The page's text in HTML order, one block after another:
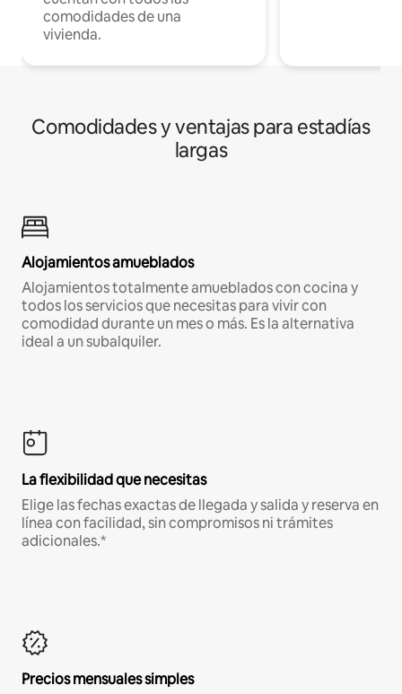
comodidades de una
vivienda.
Comodidades y ventajas para estadías
largas
Alojamientos amueblados
Alojamientos totalmente amueblados con cocina y
todos los servicios que necesitas para vivir con
comodidad durante un mes o más. Es la alternativa
ideal a un subalquiler.
La flexibilidad que necesitas
Elige las fechas exactas de llegada y salida y reserva en
línea con facilidad, sin compromisos ni trámites
adicionales.*
Precios mensuales simples